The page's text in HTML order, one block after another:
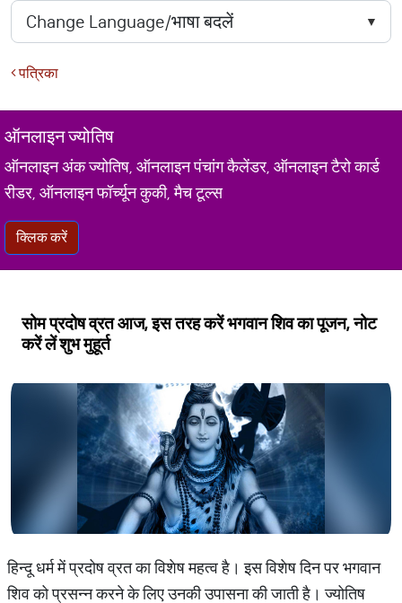
पत्रिका
ऑनलाइन ज्योतिष
ऑनलाइन अंक ज्योतिष, ऑनलाइन पंचांग कैलेंडर, ऑनलाइन टैरो कार्ड
रीडर, ऑनलाइन फॉर्च्यून कुकी, मैच टूल्स
क्लिक करें
सोम प्रदोष व्रत आज, इस तरह करें भगवान शिव का पूजन, नोट
करें लें शुभ मुहूर्त
हिन्दू धर्म में प्रदोष व्रत का विशेष महत्व है। इस विशेष दिन पर भगवान
शिव को प्रसन्न करने के लिए उनकी उपासना की जाती है। ज्योतिष